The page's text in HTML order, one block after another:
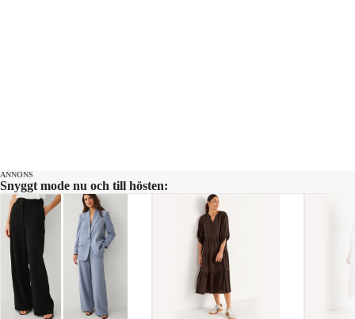
ANNONS
Snyggt mode nu och till hösten: